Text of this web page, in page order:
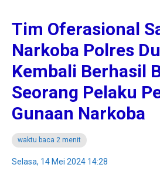
Tim Oferasional
Narkoba Polres
Kembali Berhasil
Seorang Pelaku
Gunaan Narkoba
waktu baca 2 menit
Selasa, 14 Mei 2024 14:28